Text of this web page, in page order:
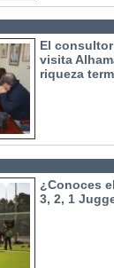
El
visita
riqueza
¿Conoces
3, 2, 1